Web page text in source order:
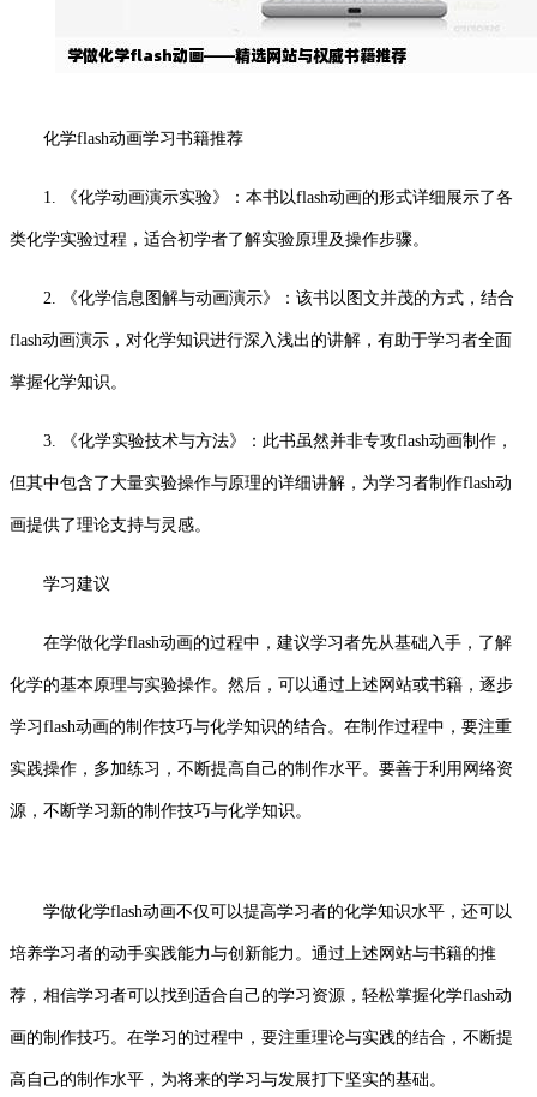
化学flash动画学习书籍推荐
1. 《化学动画演示实验》：本书以flash动画的形式详细展示了各
类化学实验过程，适合初学者了解实验原理及操作步骤。
2. 《化学信息图解与动画演示》：该书以图文并茂的方式，结合
flash动画演示，对化学知识进行深入浅出的讲解，有助于学习者全面
掌握化学知识。
3. 《化学实验技术与方法》：此书虽然并非专攻flash动画制作，
但其中包含了大量实验操作与原理的详细讲解，为学习者制作flash动
画提供了理论支持与灵感。
学习建议
在学做化学flash动画的过程中，建议学习者先从基础入手，了解
化学的基本原理与实验操作。然后，可以通过上述网站或书籍，逐步
学习flash动画的制作技巧与化学知识的结合。在制作过程中，要注重
实践操作，多加练习，不断提高自己的制作水平。要善于利用网络资
源，不断学习新的制作技巧与化学知识。
学做化学flash动画不仅可以提高学习者的化学知识水平，还可以
培养学习者的动手实践能力与创新能力。通过上述网站与书籍的推
荐，相信学习者可以找到适合自己的学习资源，轻松掌握化学flash动
画的制作技巧。在学习的过程中，要注重理论与实践的结合，不断提
高自己的制作水平，为将来的学习与发展打下坚实的基础。